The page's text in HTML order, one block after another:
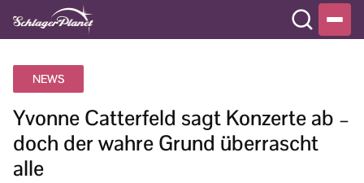
NEWS
Yvonne Catterfeld sagt Konzerte ab –
doch der wahre Grund überrascht
alle